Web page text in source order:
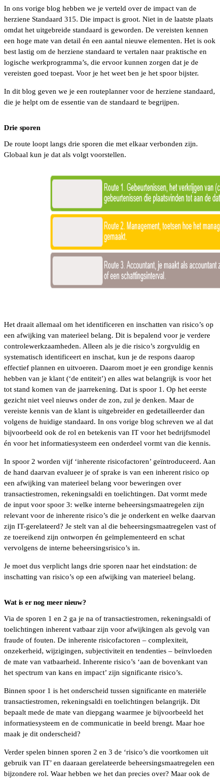
In ons vorige blog hebben we je verteld over de impact van de
herziene Standaard 315. Die impact is groot. Niet in de laatste plaats
omdat het uitgebreide standaard is geworden. De vereisten kennen
een hoge mate van detail én een aantal nieuwe elementen. Het is ook
best lastig om de herziene standaard te vertalen naar praktische en
logische werkprogramma’s, die ervoor kunnen zorgen dat je de
vereisten goed toepast. Voor je het weet ben je het spoor bijster.
In dit blog geven we je een routeplanner voor de herziene standaard,
die je helpt om de essentie van de standaard te begrijpen.
Drie sporen
De route loopt langs drie sporen die met elkaar verbonden zijn.
Globaal kun je dat als volgt voorstellen.
Het draait allemaal om het identificeren en inschatten van risico’s op
een afwijking van materieel belang. Dit is bepalend voor je verdere
controlewerkzaamheden. Alleen als je die risico’s zorgvuldig en
systematisch identificeert en inschat, kun je de respons daarop
effectief plannen en uitvoeren. Daarom moet je een grondige kennis
hebben van je klant (‘de entiteit’) en alles wat belangrijk is voor het
tot stand komen van de jaarrekening. Dat is spoor 1. Op het eerste
gezicht niet veel nieuws onder de zon, zul je denken. Maar de
vereiste kennis van de klant is uitgebreider en gedetailleerder dan
volgens de huidige standaard. In ons vorige blog schreven we al dat
bijvoorbeeld ook de rol en betekenis van IT voor het bedrijfsmodel
én voor het informatiesysteem een onderdeel vormt van die kennis.
In spoor 2 worden vijf ‘inherente risicofactoren’ geïntroduceerd. Aan
de hand daarvan evalueer je of sprake is van een inherent risico op
een afwijking van materieel belang voor beweringen over
transactiestromen, rekeningsaldi en toelichtingen. Dat vormt mede
de input voor spoor 3: welke interne beheersingsmaatregelen zijn
relevant voor de inherente risico’s die je onderkent en welke daarvan
zijn IT-gerelateerd? Je stelt van al die beheersingsmaatregelen vast of
ze toereikend zijn ontworpen én geïmplementeerd en schat
vervolgens de interne beheersingsrisico’s in.
Je moet dus verplicht langs drie sporen naar het eindstation: de
inschatting van risico’s op een afwijking van materieel belang.
Wat is er nog meer nieuw?
Via de sporen 1 en 2 ga je na of transactiestromen, rekeningsaldi of
toelichtingen inherent vatbaar zijn voor afwijkingen als gevolg van
fraude of fouten. De inherente risicofactoren – complexiteit,
onzekerheid, wijzigingen, subjectiviteit en tendenties – beïnvloeden
de mate van vatbaarheid. Inherente risico’s ‘aan de bovenkant van
het spectrum van kans en impact’ zijn significante risico’s.
Binnen spoor 1 is het onderscheid tussen significante en materiële
transactiestromen, rekeningsaldi en toelichtingen belangrijk. Dit
bepaalt mede de mate van diepgang waarmee je bijvoorbeeld het
informatiesysteem en de communicatie in beeld brengt. Maar hoe
maak je dit onderscheid?
Verder spelen binnen sporen 2 en 3 de ‘risico’s die voortkomen uit
gebruik van IT’ en daaraan gerelateerde beheersingsmaatregelen een
bijzondere rol. Waar hebben we het dan precies over? Maar ook de